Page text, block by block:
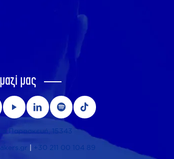
μας
Παρασκευή, 15343
+30 211 00 104 89